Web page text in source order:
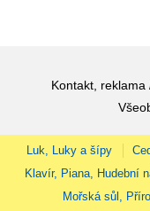
Kontakt, reklama
Luk, Luky a šípy
Klavír, Piana, Hudební
Mořská sůl,